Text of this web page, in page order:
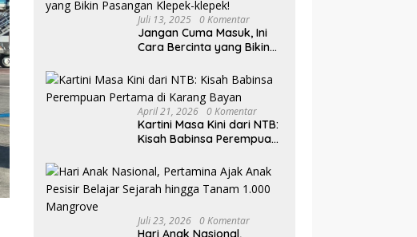
Juli 13, 2025 0 Komentar
Jangan Cuma Masuk, Ini
Cara Bercinta yang Bikin
April 21, 2026 0 Komentar
Kartini Masa Kini dari NTB:
Kisah Babinsa Perempuan
Juli 23, 2026 0 Komentar